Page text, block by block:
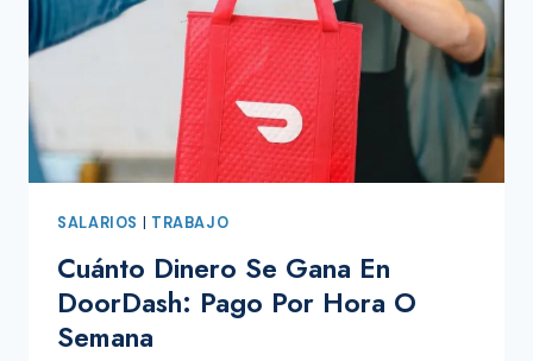
SALARIOS TRABAJO
Cuánto Dinero Se Gana En
DoorDash: Pago Por Hora O
Semana